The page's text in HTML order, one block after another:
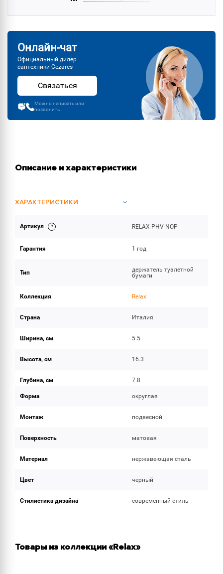
Онлайн-чат
Официальный дилер
сантехники Cezares
Связаться
Можно написать или
позвонить
Описание и характеристики
ХАРАКТЕРИСТИКИ
ОБЪЕМ ПОСТАВКИ
Артикул RELAX-PHV-NOP
Гарантия 1 год
Тип
держатель туалетной
бумаги
Коллекция Relax
Страна Италия
Ширина, см 5.5
Высота, см 16.3
Глубина, см 7.8
Форма округлая
Монтаж подвесной
Поверхность матовая
Материал нержавеющая сталь
Цвет черный
Стилистика дизайна современный стиль
Товары из коллекции «Relax»